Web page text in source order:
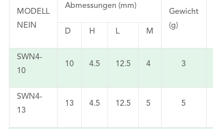
MODELL
NEIN
Abmessungen (mm)
Gewicht
(g)
D H L M
SWN4-
10
10 4.5 12.5 4 3
SWN4-
13
13 4.5 12.5 5 5